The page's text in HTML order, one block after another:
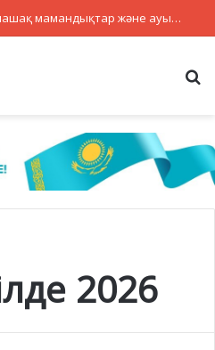
Жасанды интеллект, болашақ мамандықтар және ауылдағы кадрлар: партиялар теледебатта нені талқылады
2026